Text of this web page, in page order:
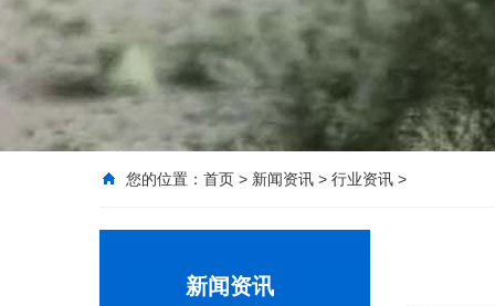
您的位置： 首页 > 新闻资讯 > 行业资讯 >
新闻资讯